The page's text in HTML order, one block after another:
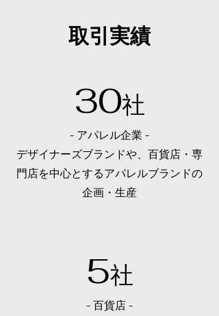
取引実績
30社
- アパレル企業 -
デザイナーズブランドや、百貨店・専
門店を中心とするアパレルブランドの
企画・生産
5社
- 百貨店 -